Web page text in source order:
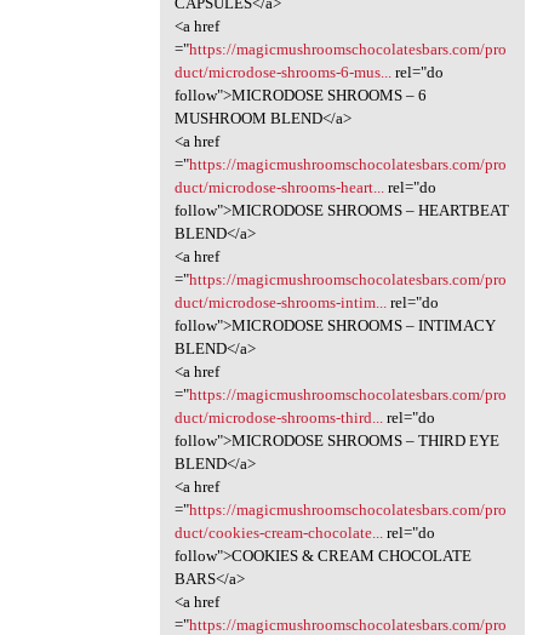
<a href
="https://magicmushroomschocolatesbars.com/pro
duct/microdose-shrooms-6-mus...
rel="do
follow">MICRODOSE SHROOMS – 6
MUSHROOM BLEND</a>
<a href
="https://magicmushroomschocolatesbars.com/pro
duct/microdose-shrooms-heart...
rel="do
follow">MICRODOSE SHROOMS – HEARTBEAT
BLEND</a>
<a href
="https://magicmushroomschocolatesbars.com/pro
duct/microdose-shrooms-intim...
rel="do
follow">MICRODOSE SHROOMS – INTIMACY
BLEND</a>
<a href
="https://magicmushroomschocolatesbars.com/pro
duct/microdose-shrooms-third...
rel="do
follow">MICRODOSE SHROOMS – THIRD EYE
BLEND</a>
<a href
="https://magicmushroomschocolatesbars.com/pro
duct/cookies-cream-chocolate...
rel="do
follow">COOKIES & CREAM CHOCOLATE
BARS</a>
<a href
="https://magicmushroomschocolatesbars.com/pro